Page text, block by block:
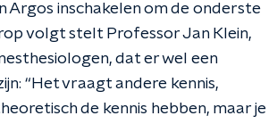
Argos inschakelen om de onderste
volgt stelt Professor Jan Klein,
dat er wel een
“Het vraagt andere kennis,
de kennis hebben, maar je